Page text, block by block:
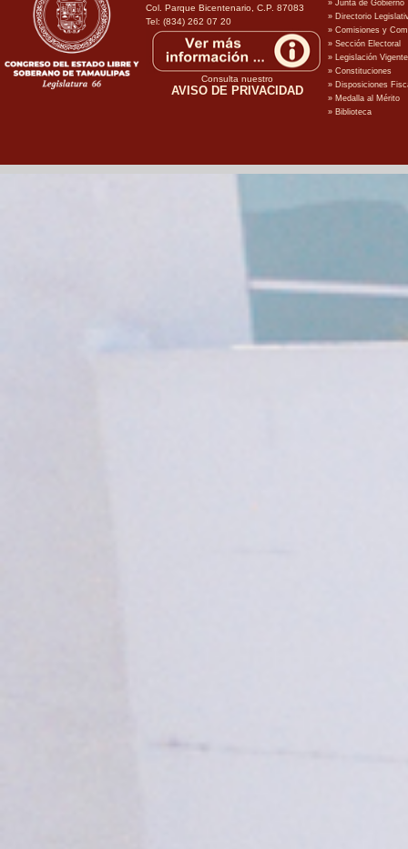
Col. Parque Bicentenario, C.P. 87083
Tel: (834) 262 07 20
Consulta nuestro
AVISO DE PRIVACIDAD